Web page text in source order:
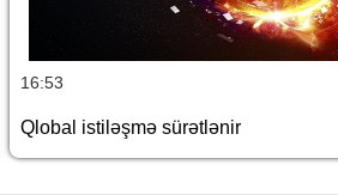
16:53
Qlobal istiləşmə sürətlənir